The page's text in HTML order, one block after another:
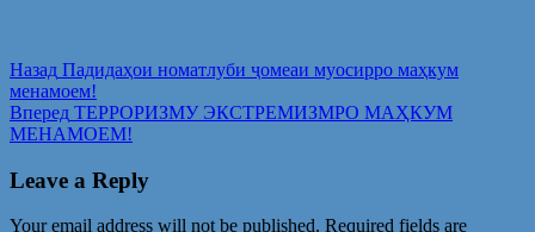
Post
navigation
Назад Предыдущая
запись:
Падидаҳои номатлуби ҷомеаи муосирро маҳкум
менамоем!
Вперед Следующая
запись:
ТЕРРОРИЗМУ ЭКСТРЕМИЗМРО МАҲКУМ
МЕНАМОЕМ!
Leave a Reply
Your email address will not be published. Required fields are